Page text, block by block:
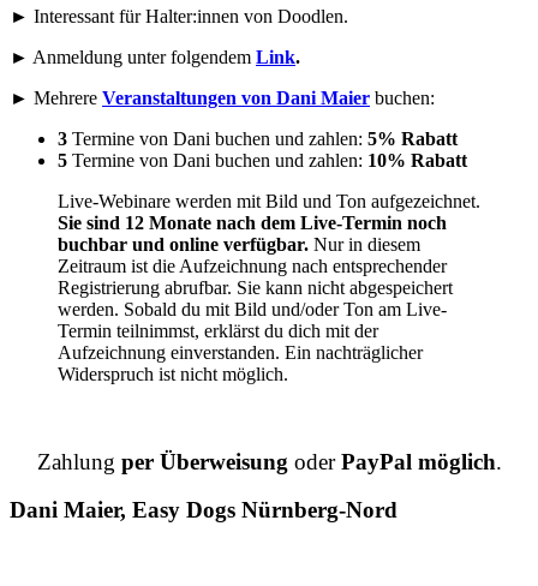
► Interessant für Halter:innen von Doodlen.
► Anmeldung unter folgendem Link.
► Mehrere Veranstaltungen von Dani Maier buchen:
3 Termine von Dani buchen und zahlen: 5% Rabatt
5 Termine von Dani buchen und zahlen: 10% Rabatt
Live-Webinare werden mit Bild und Ton aufgezeichnet.
Sie sind 12 Monate nach dem Live-Termin noch
buchbar und online verfügbar. Nur in diesem
Zeitraum ist die Aufzeichnung nach entsprechender
Registrierung abrufbar. Sie kann nicht abgespeichert
werden. Sobald du mit Bild und/oder Ton am Live-
Termin teilnimmst, erklärst du dich mit der
Aufzeichnung einverstanden. Ein nachträglicher
Widerspruch ist nicht möglich.
Zahlung per Überweisung oderPayPal möglich.
Dani Maier, Easy Dogs Nürnberg-Nord